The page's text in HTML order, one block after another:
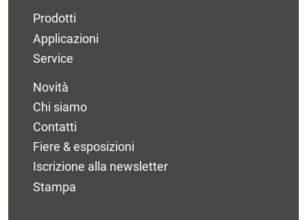
Prodotti
Applicazioni
Service
Novità
Chi siamo
Contatti
Fiere & esposizioni
Iscrizione alla newsletter
Stampa